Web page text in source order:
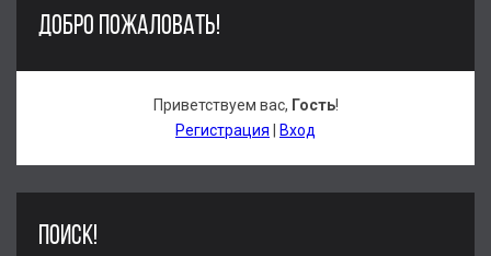
ДОБРО ПОЖАЛОВАТЬ!
Приветствуем вас, Гость!
Регистрация
Вход
ПОИСК!